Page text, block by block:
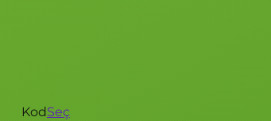
KodSeç